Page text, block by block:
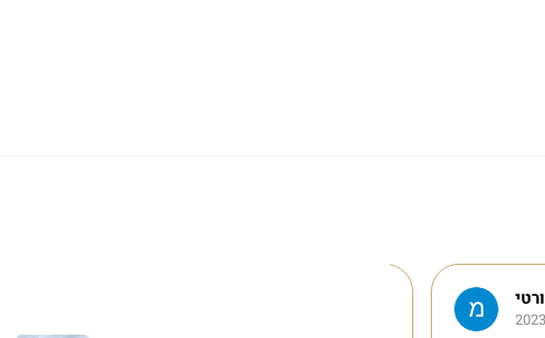
מגלי מלול
25 דצמבר 2022